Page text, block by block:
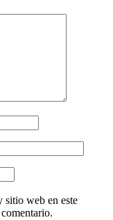
sitio web en este